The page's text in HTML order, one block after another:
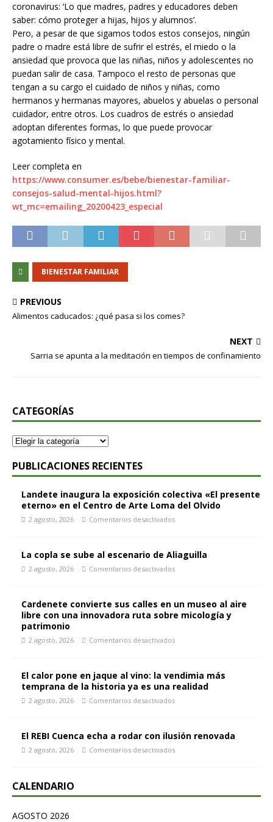
coronavirus: ‘Lo que madres, padres y educadores deben
saber: cómo proteger a hijas, hijos y alumnos’.
Pero, a pesar de que sigamos todos estos consejos, ningún
padre o madre está libre de sufrir el estrés, el miedo o la
ansiedad que provoca que las niñas, niños y adolescentes no
puedan salir de casa. Tampoco el resto de personas que
tengan a su cargo el cuidado de niños y niñas, como
hermanos y hermanas mayores, abuelos y abuelas o personal
cuidador, entre otros. Los cuadros de estrés o ansiedad
adoptan diferentes formas, lo que puede provocar
agotamiento físico y mental.
Leer completa en
https://www.consumer.es/bebe/bienestar-familiar-
consejos-salud-mental-hijos.html?
wt_mc=emailing_20200423_especial
BIENESTAR FAMILIAR
PREVIOUS
Alimentos caducados: ¿qué pasa si los comes?
NEXT
Sarria se apunta a la meditación en tiempos de confinamiento
CATEGORÍAS
PUBLICACIONES RECIENTES
Landete inaugura la exposición colectiva «El presente
eterno» en el Centro de Arte Loma del Olvido
2 agosto, 2026 Comentarios desactivados
La copla se sube al escenario de Aliaguilla
2 agosto, 2026 Comentarios desactivados
Cardenete convierte sus calles en un museo al aire
libre con una innovadora ruta sobre micología y
patrimonio
2 agosto, 2026 Comentarios desactivados
El calor pone en jaque al vino: la vendimia más
temprana de la historia ya es una realidad
2 agosto, 2026 Comentarios desactivados
El REBI Cuenca echa a rodar con ilusión renovada
2 agosto, 2026 Comentarios desactivados
CALENDARIO
AGOSTO 2026